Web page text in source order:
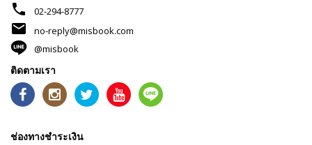
phone 02-294-8777
mail
no-reply@misbook.com
@misbook
ติดตามเรา
ช่องทางชำระเงิน